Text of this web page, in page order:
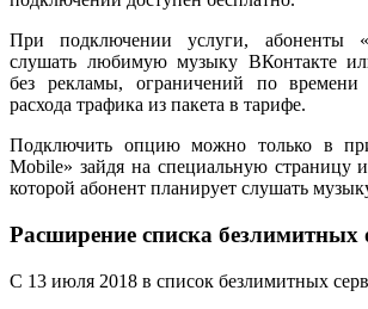
При подключении услуги, абоненты
слушать любимую музыку ВКонтакте
без рекламы, ограничений по
расхода трафика из пакета в тарифе.
Подключить опцию можно только в
Mobile» зайдя на специальную страницу
которой абонент планирует слушать
Расширение списка безлимитных
С 13 июля 2018 в список безлимитных